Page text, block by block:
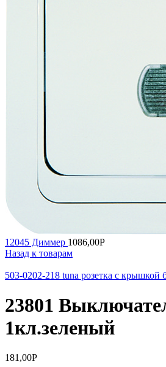
12045 Диммер 1086,00Р
Назад к товарам
503-0202-218 tuna розетка с крышкой
23801
1кл.зеленый
181,00Р